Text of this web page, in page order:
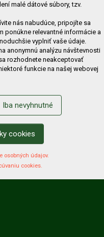
Bazár
prepravy
na odstúpenie od kúpy
Ochrana osobných údajov
splátky
Zmena údajov
noviniek
malé dátové súbory, tzv.
nás nabudúce, pripojíte sa
ponúkne relevantné informácie a
vyplniť vaše údaje.
anonymnú analýzu návštevnosti
rozhodnete neakceptovať
funkcie na našej webovej
Iba nevyhnutné
cookies
osobných údajov.
cookies.